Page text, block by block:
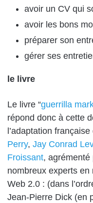
avoir un CV qui
avoir les bons
préparer son
gérer ses
le livre
Le livre “guerrilla
répond donc à cette
l’adaptation
Perry, Jay Conrad
Froissant,
nombreux experts
Web 2.0 : (dans
Jean-Pierre Dick (en